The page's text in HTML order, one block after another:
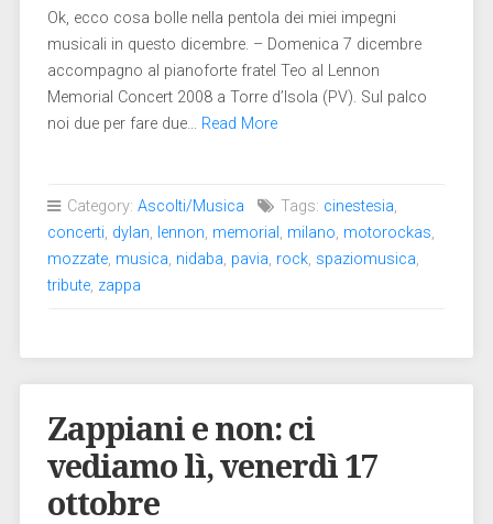
Ok, ecco cosa bolle nella pentola dei miei impegni
musicali in questo dicembre. – Domenica 7 dicembre
accompagno al pianoforte fratel Teo al Lennon
Memorial Concert 2008 a Torre d’Isola (PV). Sul palco
noi due per fare due… Read More
Category: Ascolti/Musica Tags: cinestesia,
concerti, dylan, lennon, memorial , milano, motorockas,
mozzate, musica, nidaba, pavia, rock, spaziomusica,
tribute, zappa
Zappiani e non: ci
vediamo lì, venerdì 17
ottobre